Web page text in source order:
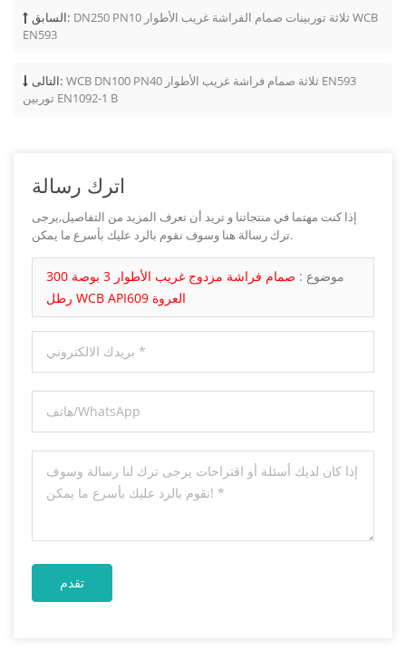
السابق: DN250 PN10 ثلاثة توربينات صمام الفراشة غريب الأطوار WCB
EN593
التالى: WCB DN100 PN40 ثلاثة صمام فراشة غريب الأطوار EN593
توربين EN1092-1 B
اترك رسالة
إذا كنت مهتما في منتجاتنا و تريد أن تعرف المزيد من التفاصيل,يرجى
ترك رسالة هنا وسوف نقوم بالرد عليك بأسرع ما يمكن.
موضوع :
صمام فراشة مزدوج غريب الأطوار 3 بوصة 300
رطل WCB API609 العروة